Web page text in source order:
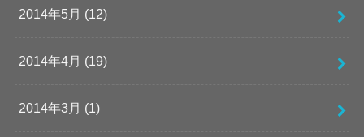
2014年5月 (12)
2014年4月 (19)
2014年3月 (1)